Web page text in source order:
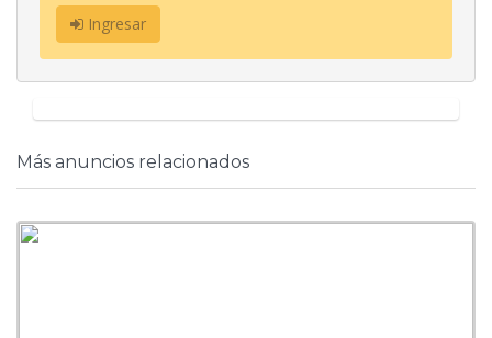
Ingresar
Más anuncios relacionados